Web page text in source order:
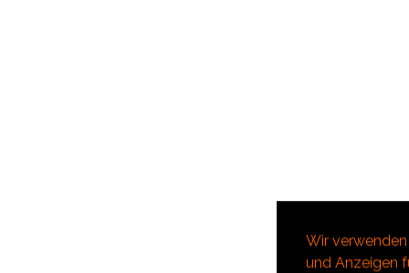
Wir
und Anzeigen